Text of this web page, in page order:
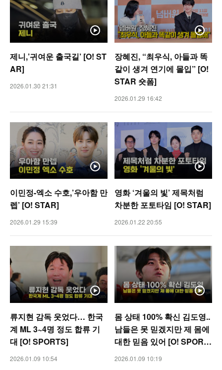
제니,’귀여운 출국길’ [O! ST
AR]
2026.01.30 21:31
장혜진, “최우식, 아들과 똑
같이 생겨 연기에 몰입” [O!
STAR 숏폼]
2026.01.29 16:42
이민정-엑소 수호,’우아함 만
렙’ [O! STAR]
2026.01.29 15:39
영화 ‘겨울의 빛’ 제목처럼
차분한 포토타임 [O! STAR]
2026.01.22 20:55
류지현 감독 웃었다… 한국
계 ML 3~4명 정도 합류 기
대 [O! SPORTS]
2026.01.09 10:54
몸 상태 100% 확신 김도영..
남들은 못 믿겠지만 제 몸에
대한 믿음 있어 [O! SPORT
S]
2026.01.09 10:19